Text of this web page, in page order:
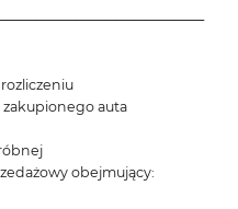
auta
obejmujący: